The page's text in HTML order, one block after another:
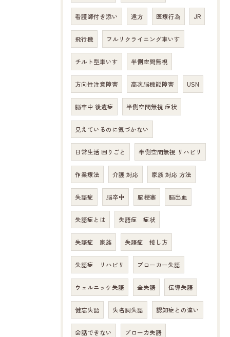
看護師付き添い 遠方 医療行為 JR
飛行機 フルリクライニング車いす
チルト型車いす 半側空間無視
方向性注意障害 高次脳機能障害 USN
脳卒中 後遺症 半側空間無視 症状
見えているのに気づかない
日常生活 困りごと 半側空間無視 リハビリ
作業療法 介護 対応 家族 対応 方法
失語症 脳卒中 脳梗塞 脳出血
失語症とは 失語症 症状
失語症 家族 失語症 接し方
失語症 リハビリ ブローカー失語
ウェルニッケ失語 全失語 伝導失語
健忘失語 失名詞失語 認知症との違い
会話できない ブローカ失語